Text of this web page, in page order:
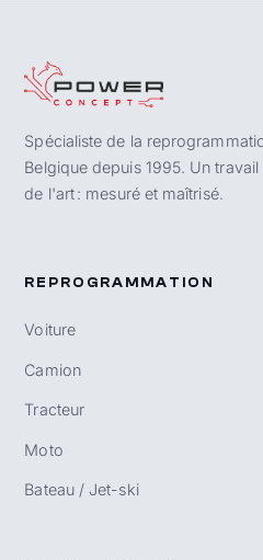
Spécialiste de la
Belgique depuis 1995. Un
de l'art : mesuré et maîtrisé.
REPROGRAMMATION
Voiture
Camion
Tracteur
Moto
Bateau / Jet-ski